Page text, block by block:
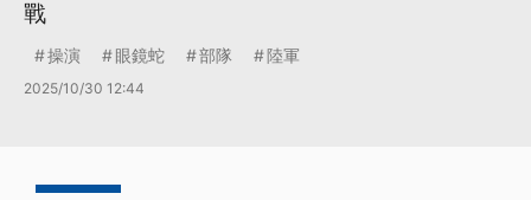
戰
操演 眼鏡蛇 部隊 陸軍
2025/10/30 12:44